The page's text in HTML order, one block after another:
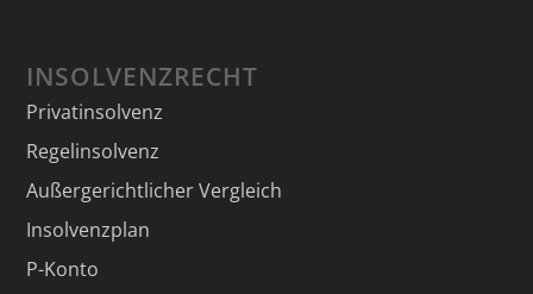
INSOLVENZRECHT
Privatinsolvenz
Regelinsolvenz
Außergerichtlicher Vergleich
Insolvenzplan
P-Konto